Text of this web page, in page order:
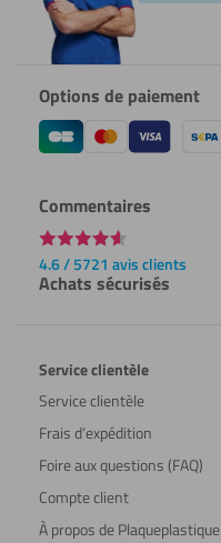
Options de paiement
Commentaires
4.6 / 5721 avis clients
Achats sécurisés
Service clientèle
Service clientèle
Frais d’expédition
Foire aux questions (FAQ)
Compte client
À propos de Plaqueplastique